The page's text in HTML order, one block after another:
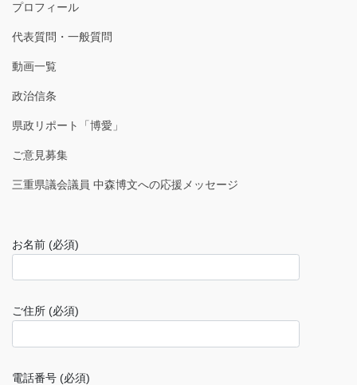
プロフィール
代表質問・一般質問
動画一覧
政治信条
県政リポート「博愛」
ご意見募集
三重県議会議員 中森博文への応援メッセージ
お名前 (必須)
ご住所 (必須)
電話番号 (必須)